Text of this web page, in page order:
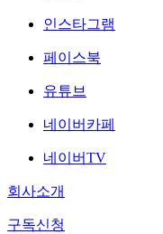
인스타그램
페이스북
유튜브
네이버카페
네이버TV
회사소개
구독신청